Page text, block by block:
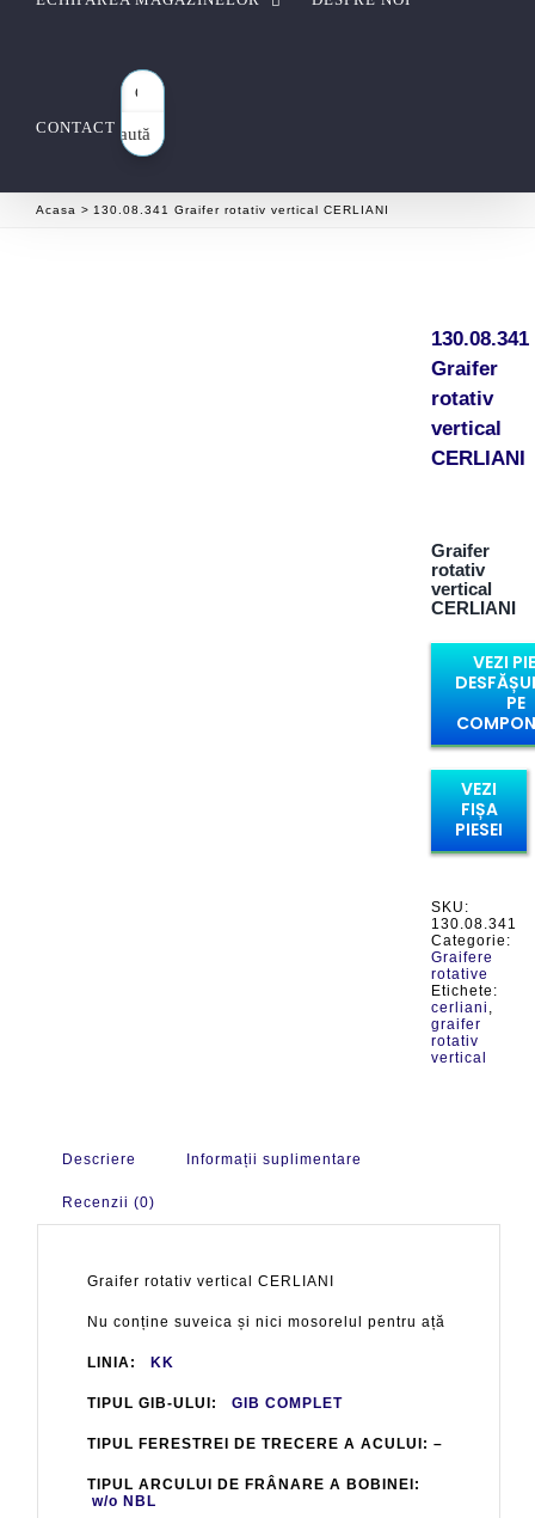
CONTACTCaută
Acasa 130.08.341 Graifer rotativ vertical CERLIANI
130.08.341
Graifer
rotativ
vertical
CERLIANI
Graifer
rotativ
vertical
CERLIANI
VEZI
PE
VEZI
FIȘA
PIESEI
SKU:
130.08.341
Categorie:
Graifere
rotative
Etichete:
cerliani ,
graifer
rotativ
vertical
Descriere Informații suplimentare
Recenzii (0)
Graifer rotativ vertical CERLIANI
Nu conține suveica și nici mosorelul pentru ață
LINIA: KK
TIPUL GIB-ULUI: GIB COMPLET
TIPUL FERESTREI DE TRECERE A ACULUI: –
TIPUL ARCULUI DE FRÂNARE A BOBINEI:
w/o NBL